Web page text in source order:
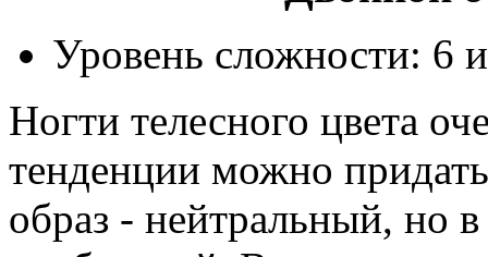
Уровень сложности: 6
Ногти телесного цвета
тенденции можно
образ - нейтральный, но